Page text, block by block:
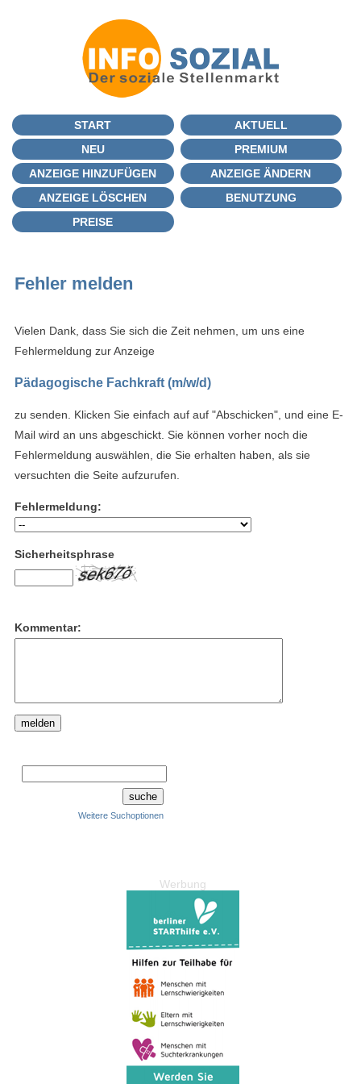
START
AKTUELL
NEU
PREMIUM
ANZEIGE HINZUFÜGEN
ANZEIGE ÄNDERN
ANZEIGE LÖSCHEN
BENUTZUNG
PREISE
Fehler melden
Vielen Dank, dass Sie sich die Zeit nehmen, um uns eine
Fehlermeldung zur Anzeige
Pädagogische Fachkraft (m/w/d)
zu senden. Klicken Sie einfach auf auf "Abschicken", und eine E-
Mail wird an uns abgeschickt. Sie können vorher noch die
Fehlermeldung auswählen, die Sie erhalten haben, als sie
versuchten die Seite aufzurufen.
Fehlermeldung:
Sicherheitsphrase
Kommentar:
Weitere Suchoptionen
Werbung